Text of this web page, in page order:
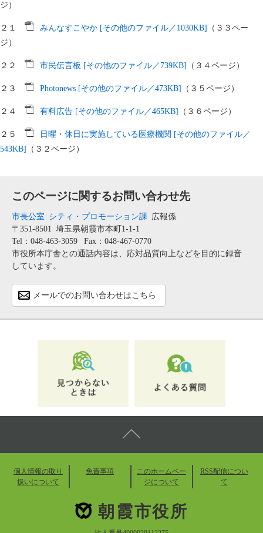
ジ）
２１ みんなすこやか [その他のファイル／1030KB]
（３３ペー
ジ）
２２ 市民伝言板 [その他のファイル／739KB] （３４ページ）
２３ Photonews [その他のファイル／473KB] （３５ページ）
２４ 有料広告 [その他のファイル／465KB] （３６ページ）
２５
日曜・休日に実施している医療機関 [その他のファイル／
543KB]
（３２ページ）
このページに関するお問い合わせ先
市長公室 シティ・プロモーション課 広報係
〒351-8501 埼玉県朝霞市本町1-1-1
Tel：048-463-3059
Fax：048-467-0770
市役所本庁舎との通話内容は、応対品質向上などを目的に録音
しています。
メールでのお問い合わせはこちら
個人情報の取り
扱いについて
免責事項
このホームペー
ジについて
RSS配信につい
て
朝霞市役所